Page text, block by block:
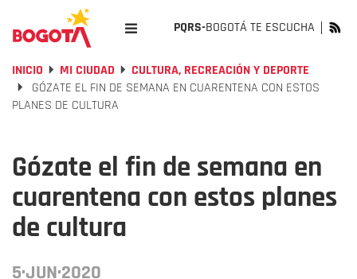
PQRS-BOGOTÁ TE ESCUCHA
INICIO MI CIUDAD
CULTURA, RECREACIÓN Y DEPORTE
GÓZATE EL FIN DE SEMANA EN CUARENTENA CON ESTOS
PLANES DE CULTURA
Gózate el fin de semana en
cuarentena con estos planes
de cultura
5·JUN·2020